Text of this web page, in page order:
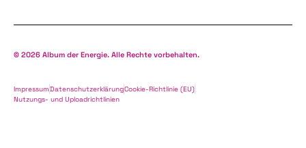
© 2026 Album der Energie. Alle Rechte vorbehalten.
ImpressumDatenschutzerklärungCookie-Richtlinie (EU)
Nutzungs- und Uploadrichtlinien